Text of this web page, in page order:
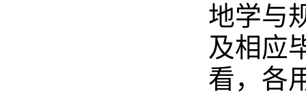
地学与
及相应
看，各